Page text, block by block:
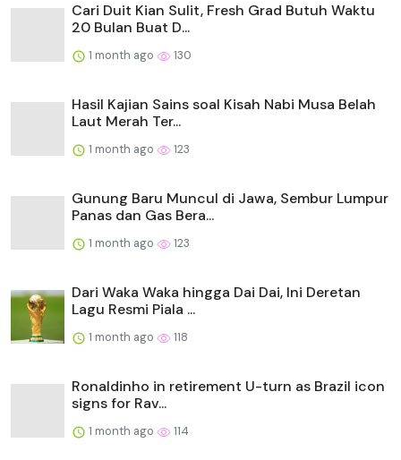
Cari Duit Kian Sulit, Fresh Grad Butuh Waktu
20 Bulan Buat D...
1 month ago 130
Hasil Kajian Sains soal Kisah Nabi Musa Belah
Laut Merah Ter...
1 month ago 123
Gunung Baru Muncul di Jawa, Sembur Lumpur
Panas dan Gas Bera...
1 month ago 123
Dari Waka Waka hingga Dai Dai, Ini Deretan
Lagu Resmi Piala ...
1 month ago 118
Ronaldinho in retirement U-turn as Brazil icon
signs for Rav...
1 month ago 114